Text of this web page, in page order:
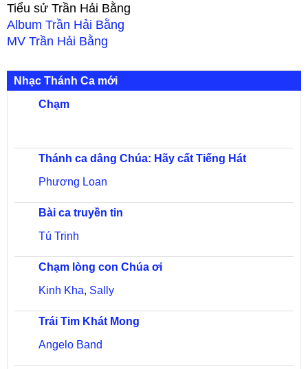
Tiểu sử Trần Hải Bằng
Album Trần Hải Bằng
MV Trần Hải Bằng
Nhạc Thánh Ca mới
Chạm
Thánh ca dâng Chúa: Hãy cất Tiếng Hát
Phương Loan
Bài ca truyền tin
Tú Trinh
Chạm lòng con Chúa ơi
Kinh Kha, Sally
Trái Tim Khát Mong
Angelo Band